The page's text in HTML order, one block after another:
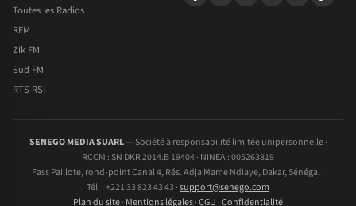
Toutes les Radios
RFM
Zik FM
Sud FM
RTS RSI
SENEGO MEDIA SUARL— Société à responsabilité limitée unipersonnelle ·
RCCM : SN DKR 2014.B 19404 · NINEA : 005263819
Fass Paillote, rond-point Canal 4, Rés. Adja Mame Ndiaye, Dakar, Sénégal ·
Tél. : +221 33 823 43 43 ·support@senego.com
Plan du site· Mentions légales·CGU ·Confidentialité